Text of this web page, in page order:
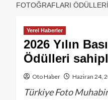
FOTOĞRAFLARI
Yerel Haberler
2026 Yılın
Ödülleri
Oto Haber Haziran 24,
Türkiye Foto